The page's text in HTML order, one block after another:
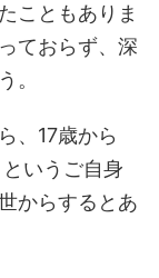
こともありま
ておらず、深
。
、17歳から
いうご自身
からするとあ